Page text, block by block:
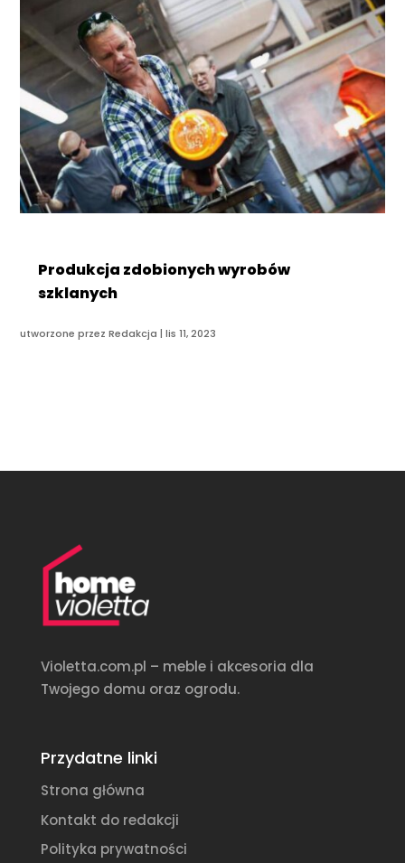
Produkcja zdobionych wyrobów
szklanych
utworzone przezRedakcja |lis 11, 2023
Violetta.com.pl – meble i akcesoria dla
Twojego domu oraz ogrodu.
Przydatne linki
Strona główna
Kontakt do redakcji
Polityka prywatności